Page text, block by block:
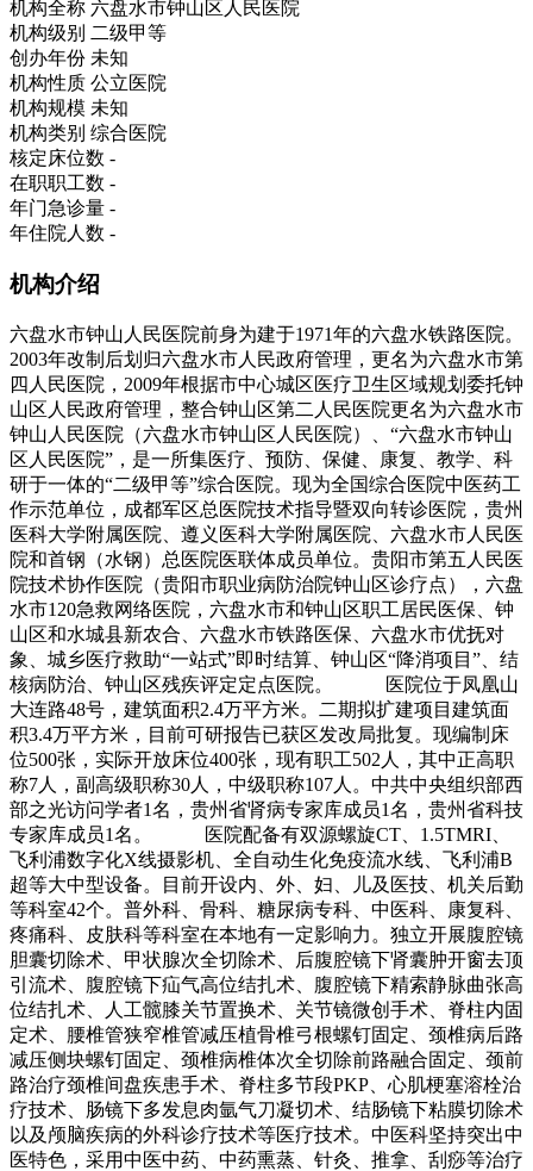
机构全称 六盘水市钟山区人民医院
机构级别 二级甲等
创办年份 未知
机构性质 公立医院
机构规模 未知
机构类别 综合医院
核定床位数 -
在职职工数 -
年门急诊量 -
年住院人数 -
机构介绍
六盘水市钟山人民医院前身为建于1971年的六盘水铁路医院。
2003年改制后划归六盘水市人民政府管理，更名为六盘水市第
四人民医院，2009年根据市中心城区医疗卫生区域规划委托钟
山区人民政府管理，整合钟山区第二人民医院更名为六盘水市
钟山人民医院（六盘水市钟山区人民医院）、“六盘水市钟山
区人民医院”，是一所集医疗、预防、保健、康复、教学、科
研于一体的“二级甲等”综合医院。现为全国综合医院中医药工
作示范单位，成都军区总医院技术指导暨双向转诊医院，贵州
医科大学附属医院、遵义医科大学附属医院、六盘水市人民医
院和首钢（水钢）总医院医联体成员单位。贵阳市第五人民医
院技术协作医院（贵阳市职业病防治院钟山区诊疗点），六盘
水市120急救网络医院，六盘水市和钟山区职工居民医保、钟
山区和水城县新农合、六盘水市铁路医保、六盘水市优抚对
象、城乡医疗救助“一站式”即时结算、钟山区“降消项目”、结
核病防治、钟山区残疾评定定点医院。 医院位于凤凰山
大连路48号，建筑面积2.4万平方米。二期拟扩建项目建筑面
积3.4万平方米，目前可研报告已获区发改局批复。现编制床
位500张，实际开放床位400张，现有职工502人，其中正高职
称7人，副高级职称30人，中级职称107人。中共中央组织部西
部之光访问学者1名，贵州省肾病专家库成员1名，贵州省科技
专家库成员1名。 医院配备有双源螺旋CT、1.5TMRI、
飞利浦数字化X线摄影机、全自动生化免疫流水线、飞利浦B
超等大中型设备。目前开设内、外、妇、儿及医技、机关后勤
等科室42个。普外科、骨科、糖尿病专科、中医科、康复科、
疼痛科、皮肤科等科室在本地有一定影响力。独立开展腹腔镜
胆囊切除术、甲状腺次全切除术、后腹腔镜下肾囊肿开窗去顶
引流术、腹腔镜下疝气高位结扎术、腹腔镜下精索静脉曲张高
位结扎术、人工髋膝关节置换术、关节镜微创手术、脊柱内固
定术、腰椎管狭窄椎管减压植骨椎弓根螺钉固定、颈椎病后路
减压侧块螺钉固定、颈椎病椎体次全切除前路融合固定、颈前
路治疗颈椎间盘疾患手术、脊柱多节段PKP、心肌梗塞溶栓治
疗技术、肠镜下多发息肉氩气刀凝切术、结肠镜下粘膜切除术
以及颅脑疾病的外科诊疗技术等医疗技术。中医科坚持突出中
医特色，采用中医中药、中药熏蒸、针灸、推拿、刮痧等治疗